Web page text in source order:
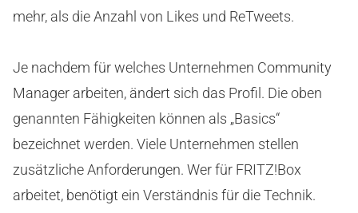
mehr, als die Anzahl von Likes und ReTweets.
Je nachdem für welches Unternehmen Community
Manager arbeiten, ändert sich das Profil. Die oben
genannten Fähigkeiten können als „Basics“
bezeichnet werden. Viele Unternehmen stellen
zusätzliche Anforderungen. Wer für FRITZ!Box
arbeitet, benötigt ein Verständnis für die Technik.